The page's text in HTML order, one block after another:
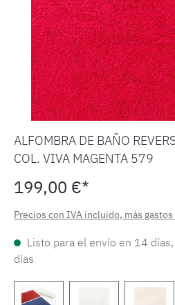
ALFOMBRA DE BAÑO
COL. VIVA MAGENTA 579
199,00 €*
Precios con IVA incluido, más
Listo para el envío en 14
días